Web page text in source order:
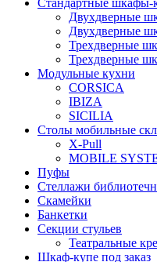
Двухдверные
Двухдверные
Трехдверные
Трехдверные
Модульные кухни
CORSICA
IBIZA
SICILIA
Столы мобильные
X-Pull
MOBILE
Пуфы
Стеллажи
Скамейки
Банкетки
Секции стульев
Театральные
Шкаф-купе под заказ